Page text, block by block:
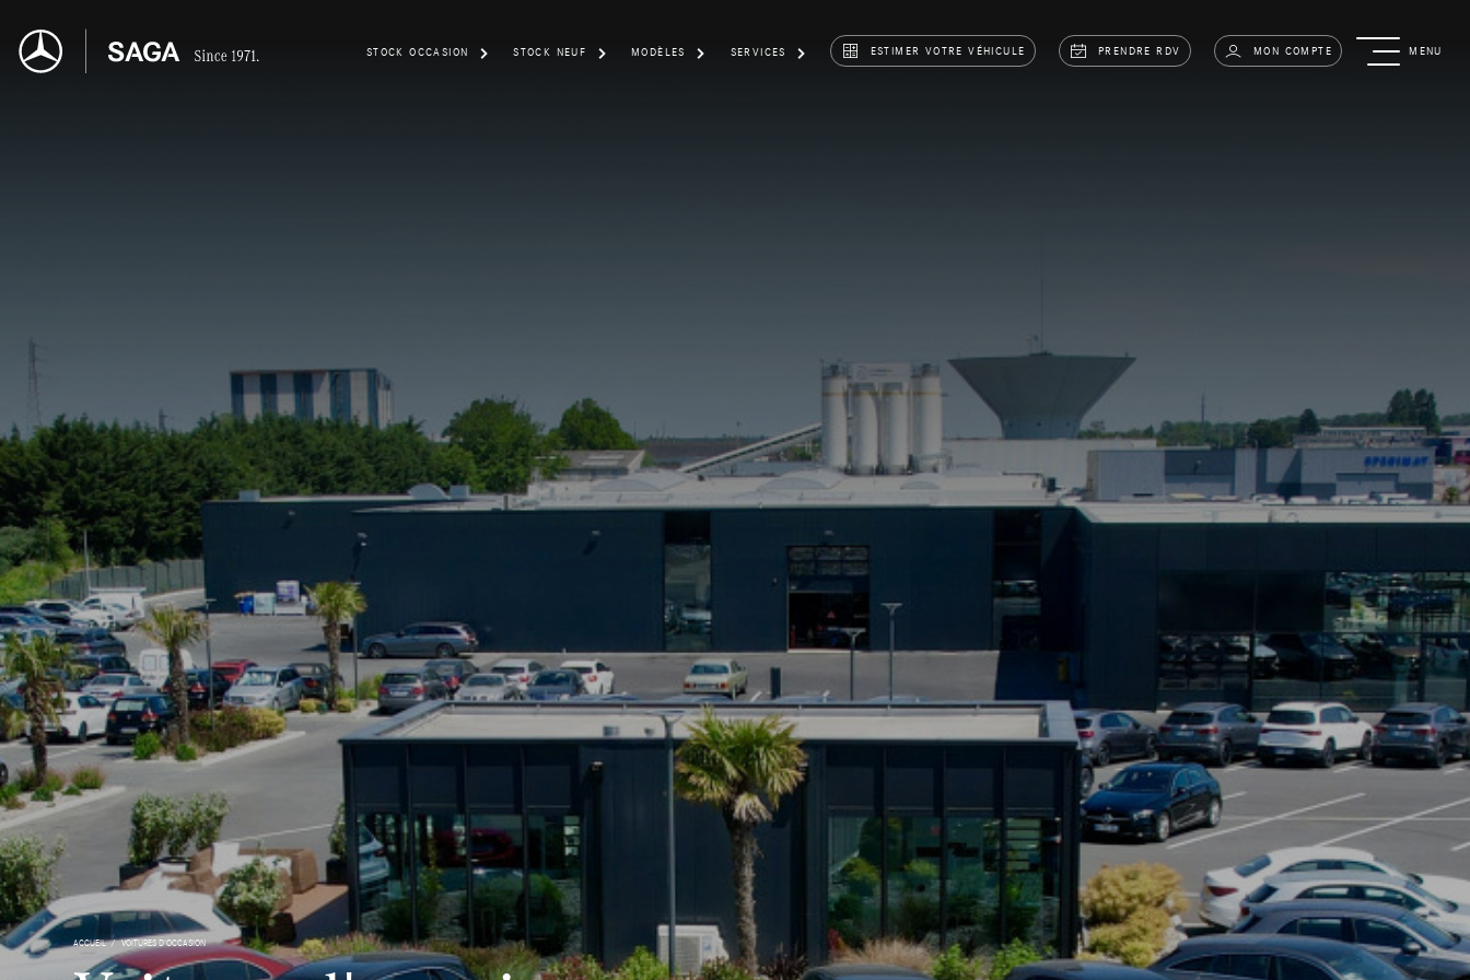
STOCK OCCASION STOCK NEUF MODÈLES SERVICES ESTIMER VOTRE VÉHICULE PRENDRE RDV MON COMPTE MENU
ACCUEIL VOITURES D'OCCASION